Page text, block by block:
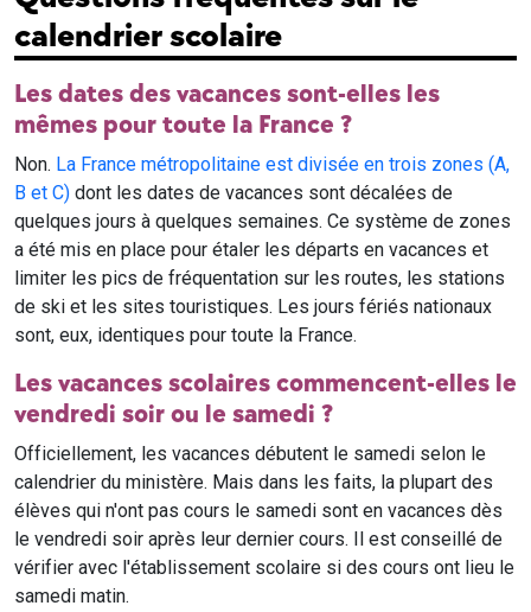
calendrier scolaire
Les dates des vacances sont-elles les
mêmes pour toute la France ?
Non. La France métropolitaine est divisée en trois zones (A,
B et C) dont les dates de vacances sont décalées de
quelques jours à quelques semaines. Ce système de zones
a été mis en place pour étaler les départs en vacances et
limiter les pics de fréquentation sur les routes, les stations
de ski et les sites touristiques. Les jours fériés nationaux
sont, eux, identiques pour toute la France.
Les vacances scolaires commencent-elles le
vendredi soir ou le samedi ?
Officiellement, les vacances débutent le samedi selon le
calendrier du ministère. Mais dans les faits, la plupart des
élèves qui n'ont pas cours le samedi sont en vacances dès
le vendredi soir après leur dernier cours. Il est conseillé de
vérifier avec l'établissement scolaire si des cours ont lieu le
samedi matin.